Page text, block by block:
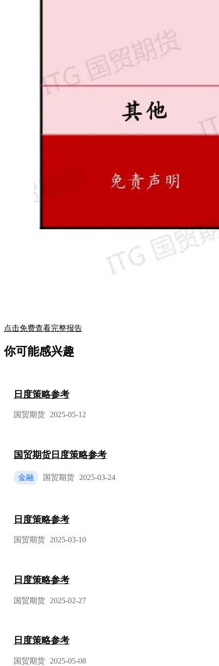
点击免费查看完整报告
你可能感兴趣
日度策略参考
国贸期货 2025-05-12
国贸期货日度策略参考
金融 国贸期货 2025-03-24
日度策略参考
国贸期货 2025-03-10
日度策略参考
国贸期货 2025-02-27
日度策略参考
国贸期货 2025-05-08